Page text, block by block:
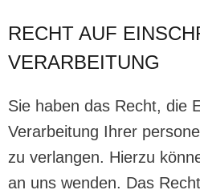
RECHT AUF
VERARBEITUNG
Sie haben das Recht, die
Verarbeitung Ihrer
zu verlangen. Hierzu
an uns wenden. Das